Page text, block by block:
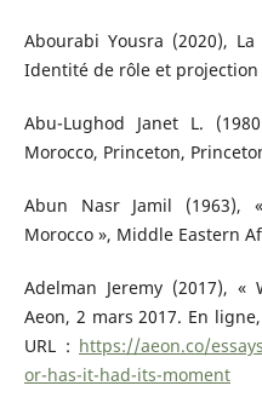
Abourabi Yousra (2020),
Identité de rôle et projection
Abu-Lughod Janet L.
Morocco, Princeton,
Abun Nasr Jamil (1963),
Morocco », Middle Eastern
Adelman Jeremy (2017),
Aeon, 2 mars 2017. En
URL : https://aeon.co/
or-has-it-had-its-moment